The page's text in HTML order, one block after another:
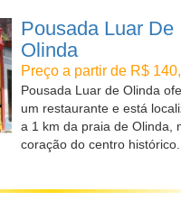
Pousada Luar De
Olinda
Preço a partir de R$
Pousada Luar de Olinda
um restaurante e está
a 1 km da praia de Olinda,
coração do centro